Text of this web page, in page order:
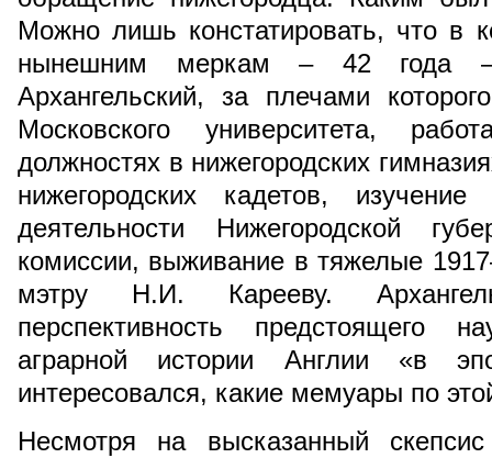
Можно лишь констатировать, что в
нынешним меркам – 42 года –
Архангельский, за плечами
Московского университета,
должностях в нижегородских
нижегородских кадетов,
деятельности Нижегородской
комиссии, выживание в тяжелые
мэтру Н.И. Карееву.
перспективность предстоящего
аграрной истории Англии «в
интересовался, какие мемуары по
Несмотря на высказанный